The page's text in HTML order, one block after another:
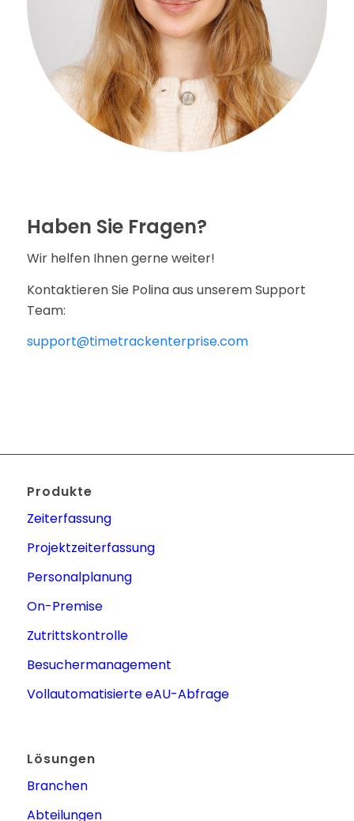
Haben Sie Fragen?
Wir helfen Ihnen gerne weiter!
Kontaktieren Sie Polina aus unserem Support
Team:
support@timetrackenterprise.com
Produkte
Zeiterfassung
Projektzeiterfassung
Personalplanung
On-Premise
Zutrittskontrolle
Besuchermanagement
Vollautomatisierte eAU-Abfrage
Lösungen
Branchen
Abteilungen